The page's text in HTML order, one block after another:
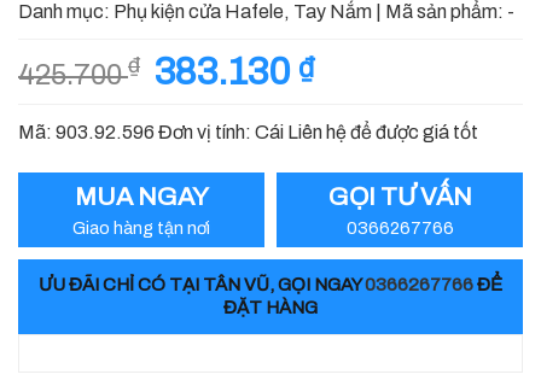
Danh mục: Phụ kiện cửa Hafele, Tay Nắm Mã sản phẩm: -
425.700₫
Giá
là:
383.130 ₫Giá
tại
383.130 ₫.
Mã: 903.92.596 Đơn vị tính: Cái Liên hệ để được giá tốt
MUA NGAY
Giao hàng tận nơi
GỌI TƯ VẤN
0366267766
ƯU ĐÃI CHỈ CÓ TẠI TÂN VŨ, GỌI NGAY0366267766ĐỂ
ĐẶT HÀNG